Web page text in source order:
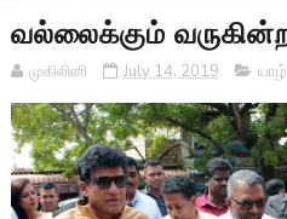
வல்லைக்கும்
முகிலினி July 14, 2019